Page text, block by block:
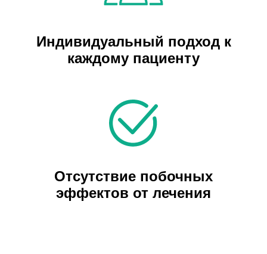
Индивидуальный подход к
каждому пациенту
Отсутствие побочных
эффектов от лечения